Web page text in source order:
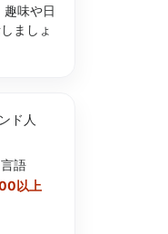
味や日
ましょ
ド 人
語
以上